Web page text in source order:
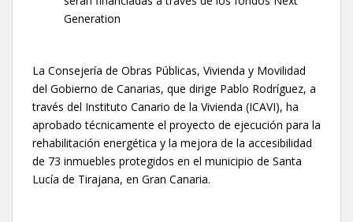
Generation
La Consejería de Obras Públicas, Vivienda y Movilidad
del Gobierno de Canarias, que dirige Pablo Rodríguez, a
través del Instituto Canario de la Vivienda (ICAVI), ha
aprobado técnicamente el proyecto de ejecución para la
rehabilitación energética y la mejora de la accesibilidad
de 73 inmuebles protegidos en el municipio de Santa
Lucía de Tirajana, en Gran Canaria.